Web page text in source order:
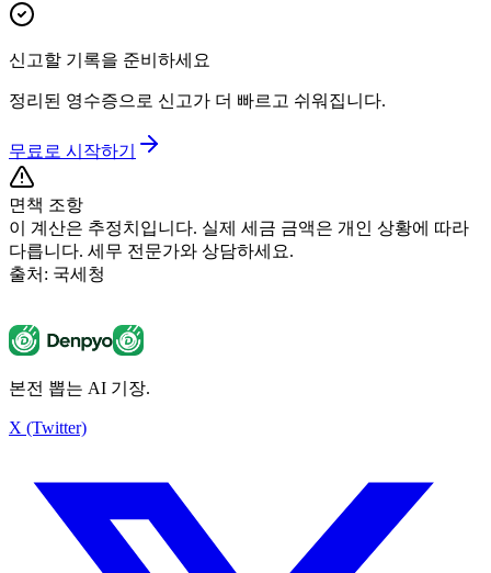
신고할 기록을 준비하세요
정리된 영수증으로 신고가 더 빠르고 쉬워집니다.
무료로 시작하기
면책 조항
이 계산은 추정치입니다. 실제 세금 금액은 개인 상황에 따라
다릅니다. 세무 전문가와 상담하세요.
출처: 국세청
계산 결과신고가 필요할 가능성이 높습니다
본전 뽑는 AI 기장.
X (Twitter)